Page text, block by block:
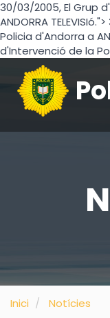
30/03/2005, El Grup
ANDORRA TELEVISIó.">
Policia d'Andorra a
d'Intervenció de la
Inici Notícies